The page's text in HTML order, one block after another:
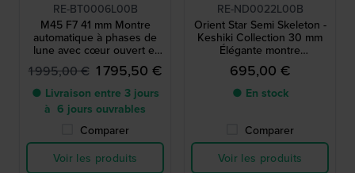
RE-BT0006L00B
M45 F7 41 mm Montre
automatique à phases de
lune avec cœur ouvert et
réserve de marche
1 995,00 € 1 795,50 €
● Livraison entre 3 jours
à 6 jours ouvrables
Comparer
Voir les produits
RE-ND0022L00B
Orient Star Semi Skeleton -
Keshiki Collection 30 mm
Élégante montre
automatique pour femmes
en édition limitée avec
cœur ouvert
695,00 €
● En stock
Comparer
Voir les produits